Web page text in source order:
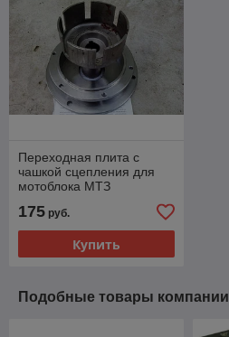
Переходная плита с
чашкой сцепления для
мотоблока МТЗ
175 руб.
Купить
Подобные товары компании